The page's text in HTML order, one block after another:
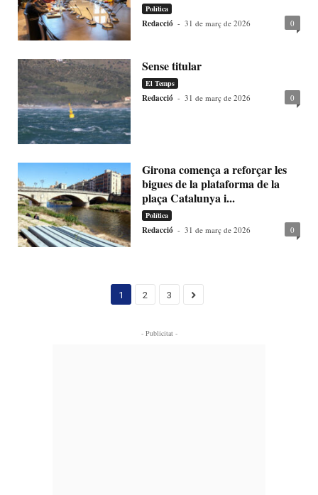
Política
Redacció - 31 de març de 2026 0
Sense titular
El Temps
Redacció - 31 de març de 2026 0
Girona comença a reforçar les
bigues de la plataforma de la
plaça Catalunya i...
Política
Redacció - 31 de març de 2026 0
1 2 3
- Publicitat -